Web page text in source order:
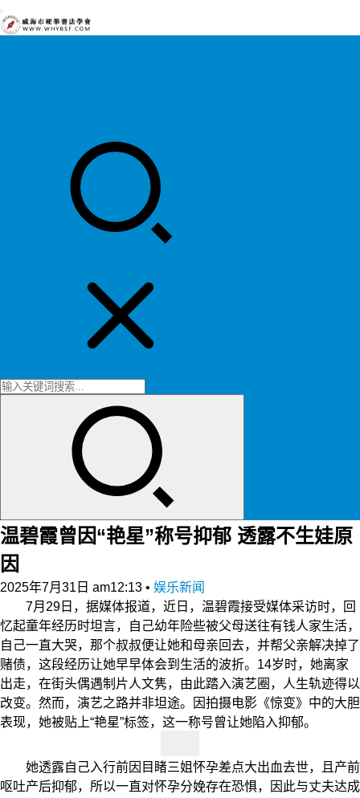
温碧霞曾因“艳星”称号抑郁 透露不生娃原
因
2025年7月31日 am12:13 • 娱乐新闻
7月29日，据媒体报道，近日，温碧霞接受媒体采访时，回
忆起童年经历时坦言，自己幼年险些被父母送往有钱人家生活，
自己一直大哭，那个叔叔便让她和母亲回去，并帮父亲解决掉了
赌债，这段经历让她早早体会到生活的波折。14岁时，她离家
出走，在街头偶遇制片人文隽，由此踏入演艺圈，人生轨迹得以
改变。然而，演艺之路并非坦途。因拍摄电影《惊变》中的大胆
表现，她被贴上“艳星”标签，这一称号曾让她陷入抑郁。
她透露自己入行前因目睹三姐怀孕差点大出血去世，且产前
呕吐产后抑郁，所以一直对怀孕分娩存在恐惧，因此与丈夫达成